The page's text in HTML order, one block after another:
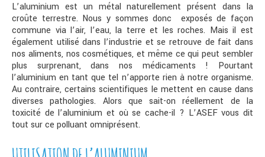
L’aluminium est un métal naturellement présent dans la
croûte terrestre. Nous y sommes donc exposés de façon
commune via l’air, l’eau, la terre et les roches. Mais il est
également utilisé dans l’industrie et se retrouve de fait dans
nos aliments, nos cosmétiques, et même ce qui peut sembler
plus surprenant, dans nos médicaments ! Pourtant
l’aluminium en tant que tel n’apporte rien à notre organisme.
Au contraire, certains scientifiques le mettent en cause dans
diverses pathologies. Alors que sait-on réellement de la
toxicité de l’aluminium et où se cache-il ? L’ASEF vous dit
tout sur ce polluant omniprésent.